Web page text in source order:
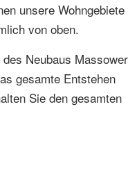
unsere Wohngebiete
von oben.
Neubaus Massower
gesamte Entstehen
Sie den gesamten